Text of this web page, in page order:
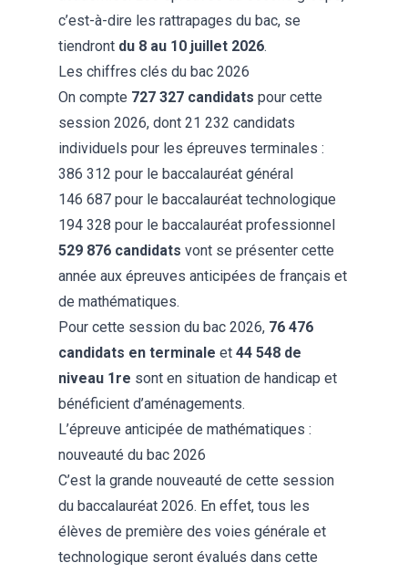
c’est-à-dire les rattrapages du bac, se
tiendront du 8 au 10 juillet 2026.
Les chiffres clés du bac 2026
On compte 727 327 candidats pour cette
session 2026, dont 21 232 candidats
individuels pour les épreuves terminales :
386 312 pour le baccalauréat général
146 687 pour le baccalauréat technologique
194 328 pour le baccalauréat professionnel
529 876 candidats vont se présenter cette
année aux épreuves anticipées de français et
de mathématiques.
Pour cette session du bac 2026, 76 476
candidats en terminale et 44 548 de
niveau 1re sont en situation de handicap et
bénéficient d’aménagements.
L’épreuve anticipée de mathématiques :
nouveauté du bac 2026
C’est la grande nouveauté de cette session
du baccalauréat 2026. En effet, tous les
élèves de première des voies générale et
technologique seront évalués dans cette